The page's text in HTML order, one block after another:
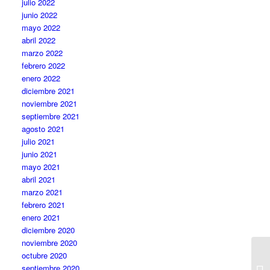
junio 2022
mayo 2022
abril 2022
marzo 2022
febrero 2022
enero 2022
diciembre 2021
noviembre 2021
septiembre 2021
agosto 2021
julio 2021
junio 2021
mayo 2021
abril 2021
marzo 2021
febrero 2021
enero 2021
diciembre 2020
noviembre 2020
octubre 2020